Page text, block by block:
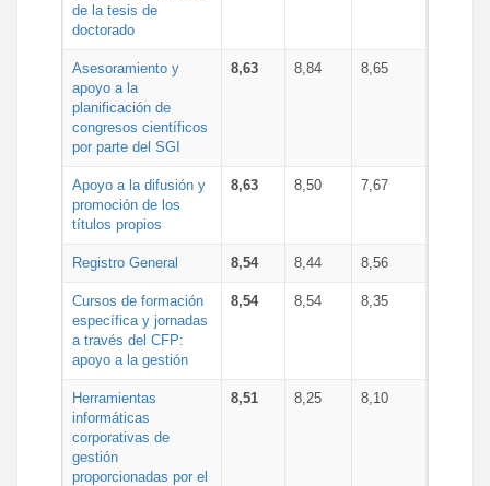
de la tesis de
doctorado
Asesoramiento y
apoyo a la
planificación de
congresos científicos
por parte del SGI
8,63 8,84 8,65
Apoyo a la difusión y
promoción de los
títulos propios
8,63 8,50 7,67
Registro General 8,54 8,44 8,56
Cursos de formación
específica y jornadas
a través del CFP:
apoyo a la gestión
8,54 8,54 8,35
Herramientas
informáticas
corporativas de
gestión
proporcionadas por el
8,51 8,25 8,10